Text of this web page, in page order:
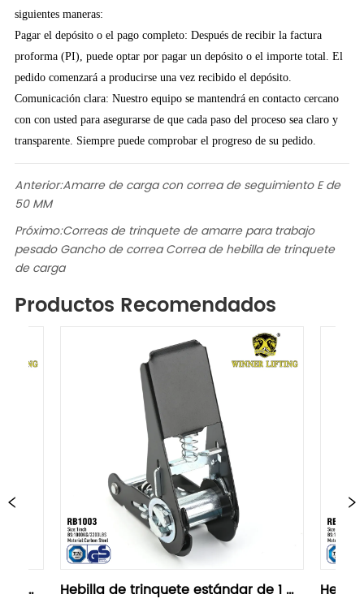
siguientes maneras:
Pagar el depósito o el pago completo: Después de recibir la factura
proforma (PI), puede optar por pagar un depósito o el importe total. El
pedido comenzará a producirse una vez recibido el depósito.
Comunicación clara: Nuestro equipo se mantendrá en contacto cercano
con con usted para asegurarse de que cada paso del proceso sea claro y
transparente. Siempre puede comprobar el progreso de su pedido.
Anterior:Amarre de carga con correa de seguimiento E de
50 MM
Próximo:Correas de trinquete de amarre para trabajo
pesado Gancho de correa Correa de hebilla de trinquete
de carga
Productos Recomendados
de trinquete estándar de 1
Hebilla de trinquete